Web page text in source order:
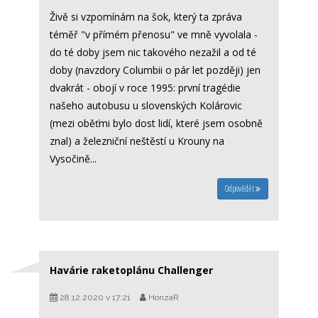
Živě si vzpomínám na šok, který ta zpráva
téměř "v přímém přenosu" ve mně vyvolala -
do té doby jsem nic takového nezažil a od té
doby (navzdory Columbii o pár let později) jen
dvakrát - obojí v roce 1995: první tragédie
našeho autobusu u slovenských Kolárovic
(mezi oběťmi bylo dost lidí, které jsem osobně
znal) a železniční neštěstí u Krouny na
Vysočině...
Odpovědět
Havárie raketoplánu Challenger
28.12.2020 v 17:21 HonzaR